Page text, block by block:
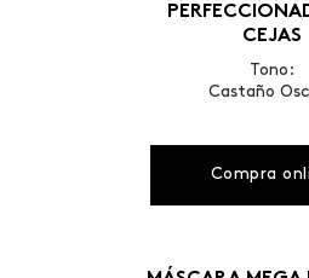
CEJAS
Tono:
Castaño
Compra